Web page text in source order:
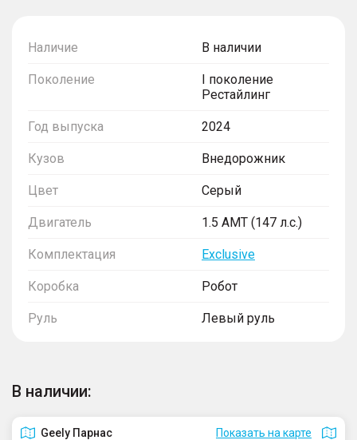
Наличие В наличии
Поколение
I поколение
Рестайлинг
Год выпуска 2024
Кузов Внедорожник
Цвет Серый
Двигатель 1.5 AMT (147 л.с.)
Комплектация Exclusive
Коробка Робот
Руль Левый руль
В наличии:
Geely Парнас
Показать на карте